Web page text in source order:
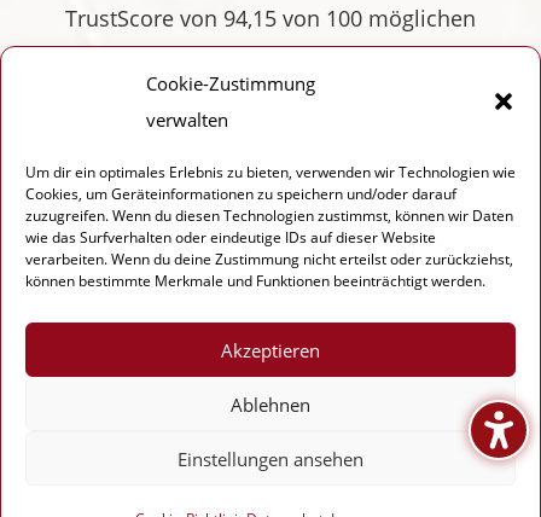
Cookie-Zustimmung
verwalten
Um dir ein optimales Erlebnis zu bieten, verwenden wir Technologien wie
Cookies, um Geräteinformationen zu speichern und/oder darauf
zuzugreifen. Wenn du diesen Technologien zustimmst, können wir Daten
wie das Surfverhalten oder eindeutige IDs auf dieser Website
verarbeiten. Wenn du deine Zustimmung nicht erteilst oder zurückziehst,
können bestimmte Merkmale und Funktionen beeinträchtigt werden.
Akzeptieren
Ablehnen
Einstellungen ansehen
TrustScore von 94,15 von 100 möglichen
Punkten und einer 94-prozentigen
Antwortquote zeigt.
www.ltv-sachsen.de